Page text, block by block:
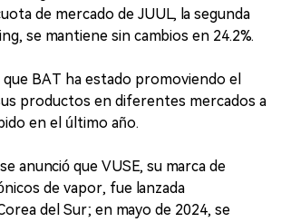
de mercado de JUUL, la segunda
se mantiene sin cambios en 24.2%.
BAT ha estado promoviendo el
productos en diferentes mercados a
en el último año.
anunció que VUSE, su marca de
de vapor, fue lanzada
del Sur; en mayo de 2024, se